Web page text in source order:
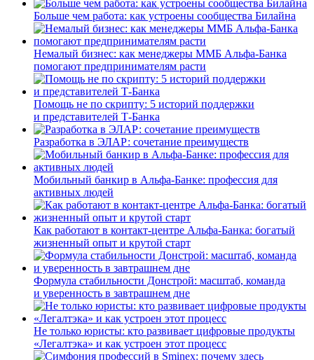
Больше чем работа: как устроены сообщества Билайна
Немалый бизнес: как менеджеры ММБ Альфа-Банка
помогают предпринимателям расти
Помощь не по скрипту: 5 историй поддержки
и представителей Т-Банка
Разработка в ЭЛАР: сочетание преимуществ
Мобильный банкир в Альфа-Банке: профессия для
активных людей
Как работают в контакт-центре Альфа-Банка: богатый
жизненный опыт и крутой старт
Формула стабильности Донстрой: масштаб, команда
и уверенность в завтрашнем дне
Не только юристы: кто развивает цифровые продукты
«Легалтэка» и как устроен этот процесс